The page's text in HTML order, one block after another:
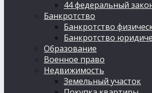
44 федеральный
Банкротство
Банкротство
Банкротство
Образование
Военное право
Недвижимость
Земельный участок